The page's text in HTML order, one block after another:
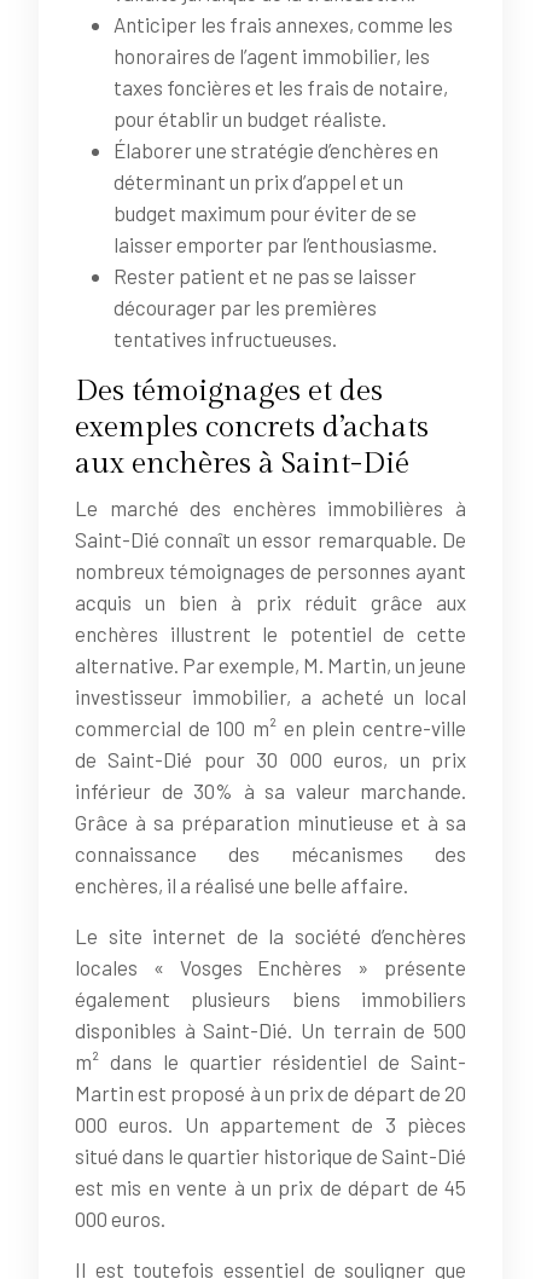
Anticiper les frais annexes, comme les
honoraires de l’agent immobilier, les
taxes foncières et les frais de notaire,
pour établir un budget réaliste.
Élaborer une stratégie d’enchères en
déterminant un prix d’appel et un
budget maximum pour éviter de se
laisser emporter par l’enthousiasme.
Rester patient et ne pas se laisser
décourager par les premières
tentatives infructueuses.
Des témoignages et des
exemples concrets d’achats
aux enchères à Saint-Dié
Le marché des enchères immobilières à
Saint-Dié connaît un essor remarquable. De
nombreux témoignages de personnes ayant
acquis un bien à prix réduit grâce aux
enchères illustrent le potentiel de cette
alternative. Par exemple, M. Martin, un jeune
investisseur immobilier, a acheté un local
commercial de 100 m² en plein centre-ville
de Saint-Dié pour 30 000 euros, un prix
inférieur de 30% à sa valeur marchande.
Grâce à sa préparation minutieuse et à sa
connaissance des mécanismes des
enchères, il a réalisé une belle affaire.
Le site internet de la société d’enchères
locales « Vosges Enchères » présente
également plusieurs biens immobiliers
disponibles à Saint-Dié. Un terrain de 500
m² dans le quartier résidentiel de Saint-
Martin est proposé à un prix de départ de 20
000 euros. Un appartement de 3 pièces
situé dans le quartier historique de Saint-Dié
est mis en vente à un prix de départ de 45
000 euros.
Il est toutefois essentiel de souligner que